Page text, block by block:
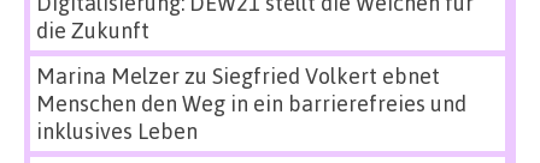
die Zukunft
Marina Melzerzu Siegfried Volkert ebnet
Menschen den Weg in ein barrierefreies und
inklusives Leben